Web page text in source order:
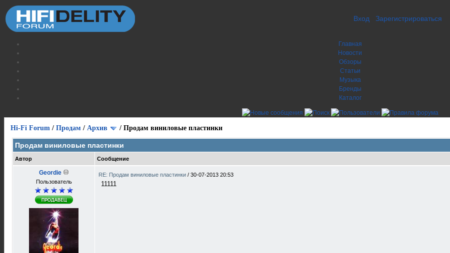
Вход Зарегистрироваться
Главная
Новости
Обзоры
Статьи
Музыка
Бренды
Каталог
Hi-Fi Forum / Продам / Архив / Продам виниловые пластинки
Продам виниловые пластинки
Автор Сообщение
Geordie
Пользователь
RE: Продам виниловые пластинки / 30-07-2013 20:53
11111